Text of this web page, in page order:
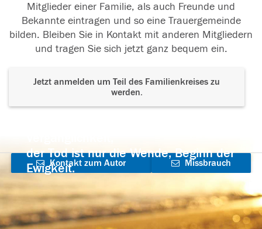
Mitglieder einer Familie, als auch Freunde und
Bekannte eintragen und so eine Trauergemeinde
bilden. Bleiben Sie in Kontakt mit anderen Mitgliedern
und tragen Sie sich jetzt ganz bequem ein.
Jetzt anmelden um Teil des Familienkreises zu
werden.
der Tod ist nur die Wende, Beginn der
Ewigkeit.
Kontakt zum Autor
aufnehmen
Missbrauch